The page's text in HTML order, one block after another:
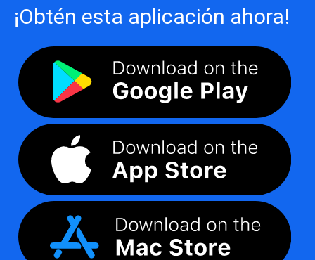
¡Obtén esta aplicación ahora!